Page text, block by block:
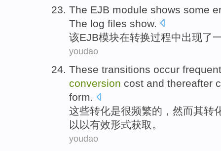
The EJB module shows some
The log files show.
该EJB模块在转换过程中出现了
youdao
These transitions occur
conversion cost and thereafter
form.
这些转化是很频繁的， 然而其转
以 以有效形式获取 。
youdao